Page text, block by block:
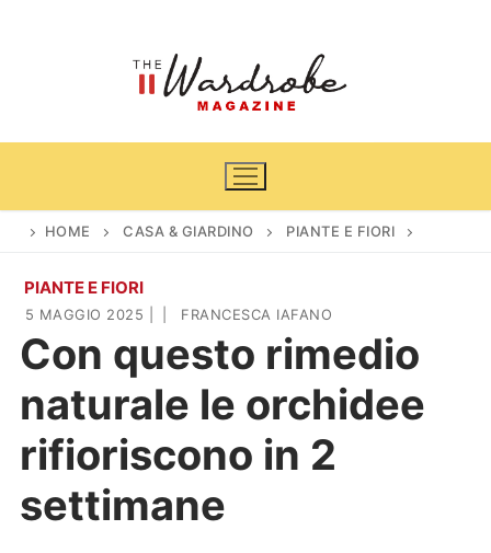
Home
News
Cinema e TV
Casa & Giardino
Arredamento
Piante e fiori
DIY
Lifestyle
HOME CASA & GIARDINO PIANTE E FIORI
PIANTE E FIORI
5 MAGGIO 2025 FRANCESCA IAFANO
Con questo rimedio
naturale le orchidee
rifioriscono in 2
settimane